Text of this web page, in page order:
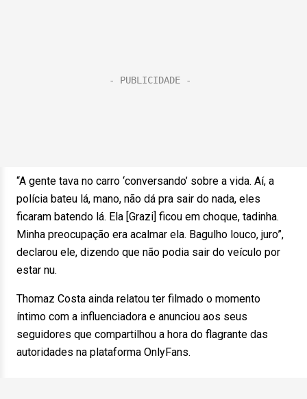
“A gente tava no carro ‘conversando’ sobre a vida. Aí, a
polícia bateu lá, mano, não dá pra sair do nada, eles
ficaram batendo lá. Ela [Grazi] ficou em choque, tadinha.
Minha preocupação era acalmar ela. Bagulho louco, juro”,
declarou ele, dizendo que não podia sair do veículo por
estar nu.
Thomaz Costa ainda relatou ter filmado o momento
íntimo com a influenciadora e anunciou aos seus
seguidores que compartilhou a hora do flagrante das
autoridades na plataforma OnlyFans.